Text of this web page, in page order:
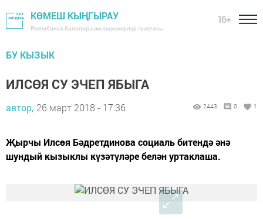
КӨМЕШ КЫҢГЫРАУ
Республика балалар һәм яшүсмерләр газетасы
16+
БУ КЫЗЫК
ИЛСӨЯ СУ ЭЧЕП ЯБЫГА
автор, 26 март 2018 - 17:36 2443 0 1
Җырчы Илсөя Бәдретдинова социаль битендә әнә
шундый кызыклы күзәтүләре белән уртаклаша.